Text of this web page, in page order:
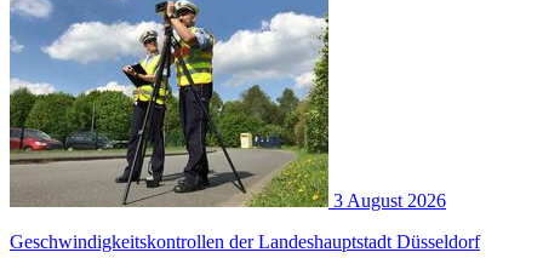
3 August 2026
Geschwindigkeitskontrollen der Landeshauptstadt Düsseldorf